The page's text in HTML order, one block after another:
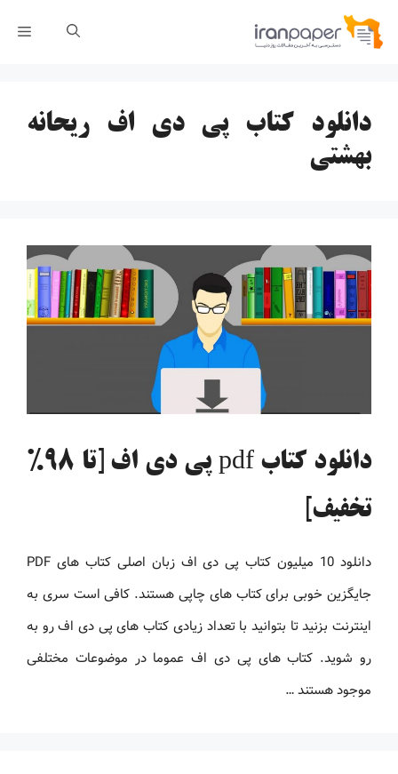
پرش
دانلود کتاب پی دی اف ریحانه
بهشتی
دانلود کتاب pdf پی دی اف [تا 98%
تخفیف]
دانلود 10 میلیون کتاب پی دی اف زبان اصلی کتاب های PDF
جایگزین خوبی برای کتاب های چاپی هستند. کافی است سری به
اینترنت بزنید تا بتوانید با تعداد زیادی کتاب های پی دی اف رو به
رو شوید. کتاب های پی دی اف عموما در موضوعات مختلفی
موجود هستند …